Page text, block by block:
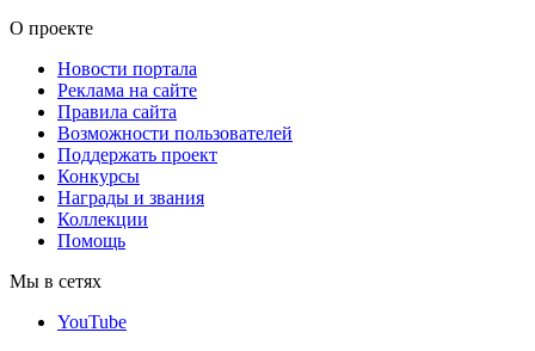
О проекте
Новости портала
Реклама на сайте
Правила сайта
Возможности пользователей
Поддержать проект
Конкурсы
Награды и звания
Коллекции
Помощь
Мы в сетях
YouTube